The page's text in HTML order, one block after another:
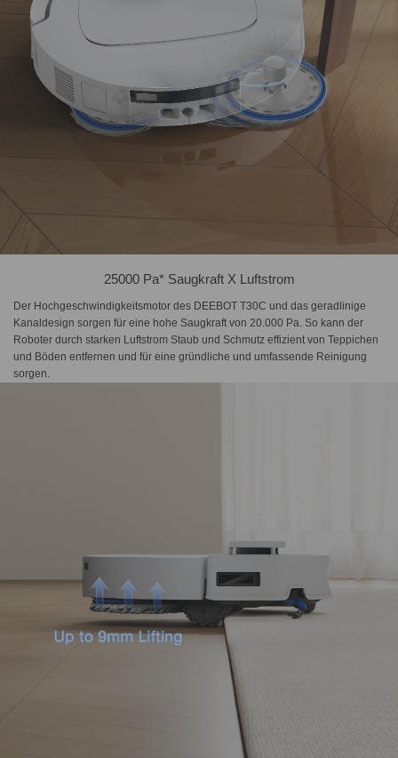
25000 Pa* Saugkraft X Luftstrom
Der Hochgeschwindigkeitsmotor des DEEBOT T30C und das geradlinige
Kanaldesign sorgen für eine hohe Saugkraft von 20.000 Pa. So kann der
Roboter durch starken Luftstrom Staub und Schmutz effizient von Teppichen
und Böden entfernen und für eine gründliche und umfassende Reinigung
sorgen.